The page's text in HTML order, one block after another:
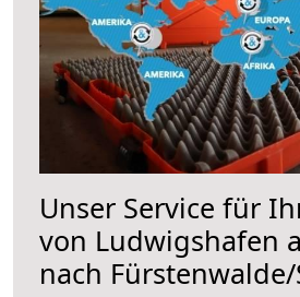
Unser Service für
von Ludwigshafen
nach Fürstenwalde/